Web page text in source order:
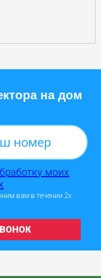
на дом
моих
вам в течении 2х